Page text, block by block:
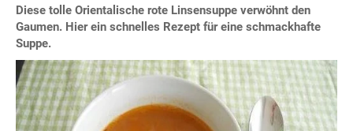
Diese tolle Orientalische rote Linsensuppe verwöhnt den
Gaumen. Hier ein schnelles Rezept für eine schmackhafte
Suppe.